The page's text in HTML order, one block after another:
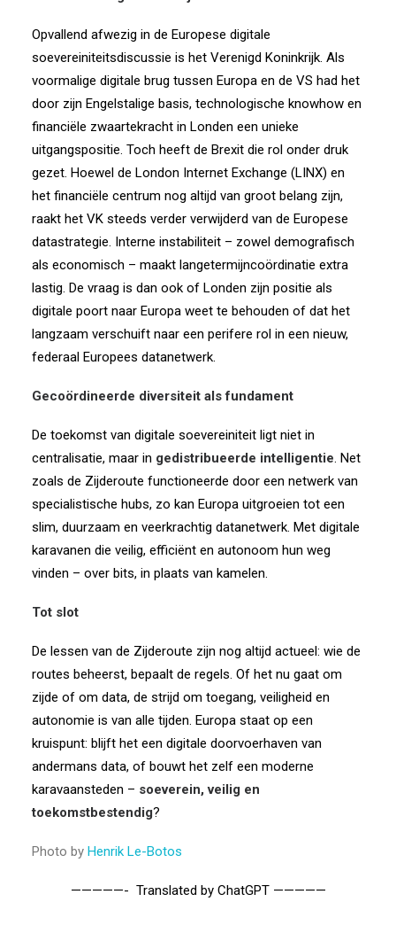
Opvallend afwezig in de Europese digitale
soevereiniteitsdiscussie is het Verenigd Koninkrijk. Als
voormalige digitale brug tussen Europa en de VS had het
door zijn Engelstalige basis, technologische knowhow en
financiële zwaartekracht in Londen een unieke
uitgangspositie. Toch heeft de Brexit die rol onder druk
gezet. Hoewel de London Internet Exchange (LINX) en
het financiële centrum nog altijd van groot belang zijn,
raakt het VK steeds verder verwijderd van de Europese
datastrategie. Interne instabiliteit – zowel demografisch
als economisch – maakt langetermijncoördinatie extra
lastig. De vraag is dan ook of Londen zijn positie als
digitale poort naar Europa weet te behouden of dat het
langzaam verschuift naar een perifere rol in een nieuw,
federaal Europees datanetwerk.
Gecoördineerde diversiteit als fundament
De toekomst van digitale soevereiniteit ligt niet in
centralisatie, maar in gedistribueerde intelligentie. Net
zoals de Zijderoute functioneerde door een netwerk van
specialistische hubs, zo kan Europa uitgroeien tot een
slim, duurzaam en veerkrachtig datanetwerk. Met digitale
karavanen die veilig, efficiënt en autonoom hun weg
vinden – over bits, in plaats van kamelen.
Tot slot
De lessen van de Zijderoute zijn nog altijd actueel: wie de
routes beheerst, bepaalt de regels. Of het nu gaat om
zijde of om data, de strijd om toegang, veiligheid en
autonomie is van alle tijden. Europa staat op een
kruispunt: blijft het een digitale doorvoerhaven van
andermans data, of bouwt het zelf een moderne
karavaansteden – soeverein, veilig en
toekomstbestendig?
Photo by Henrik Le-Botos
—————- Translated by ChatGPT —————